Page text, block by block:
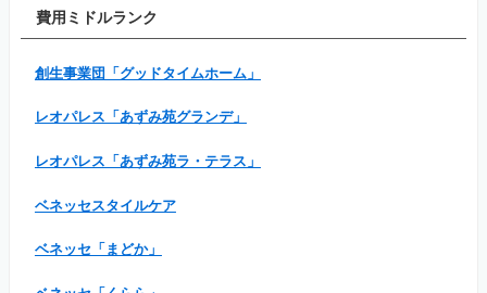
費用ミドルランク
創生事業団「グッドタイムホーム」
レオパレス「あずみ苑グランデ」
レオパレス「あずみ苑ラ・テラス」
ベネッセスタイルケア
ベネッセ「まどか」